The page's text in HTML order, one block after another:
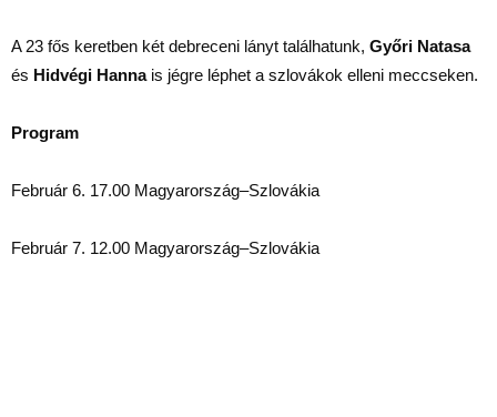
A 23 fős keretben két debreceni lányt találhatunk, Győri Natasa
és Hidvégi Hannais jégre léphet a szlovákok elleni meccseken.
Program
Február 6. 17.00 Magyarország–Szlovákia
Február 7. 12.00 Magyarország–Szlovákia